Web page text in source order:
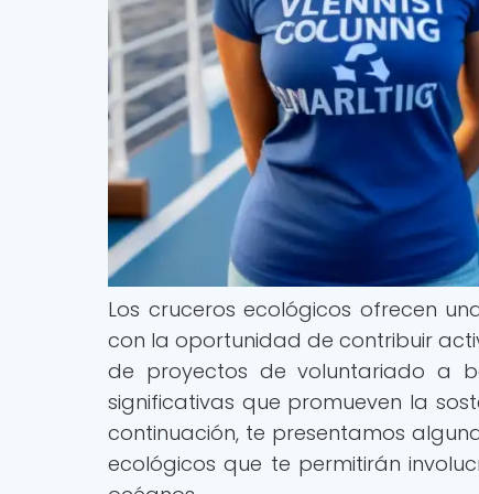
Los cruceros ecológicos ofrecen
con la oportunidad de contribuir
de proyectos de voluntariado a
significativas que promueven la
continuación, te presentamos
ecológicos que te permitirán